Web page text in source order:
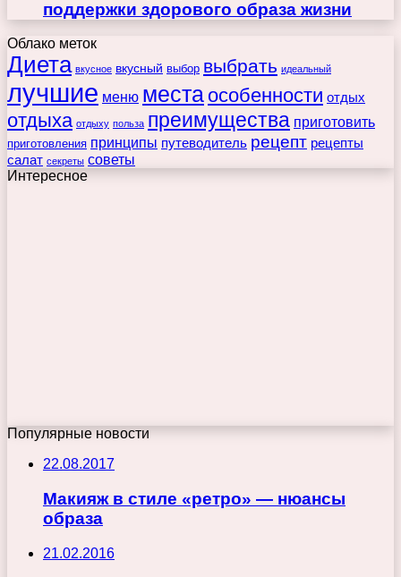
поддержки здорового образа жизни
Облако меток
Диета вкусное вкусный выбор выбрать идеальный
лучшие меню места особенности отдых
отдыха отдыху польза преимущества приготовить
приготовления принципы путеводитель рецепт рецепты
салат секреты советы
Интересное
Популярные новости
22.08.2017
Макияж в стиле «ретро» — нюансы
образа
21.02.2016